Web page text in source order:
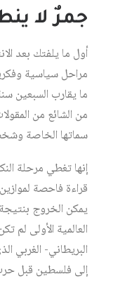
جمرٌ لا
أول ما يلفتك بعد
مراحل سياسية
ما يقارب السبعين
من الشائع من
سماتها الخاصة
إنها تغطي مرحلة
قراءة فاحصة
يمكن الخروج
العالمية الأولى لم
البريطاني- الغربي
إلى فلسطين قبل حرب 1948-